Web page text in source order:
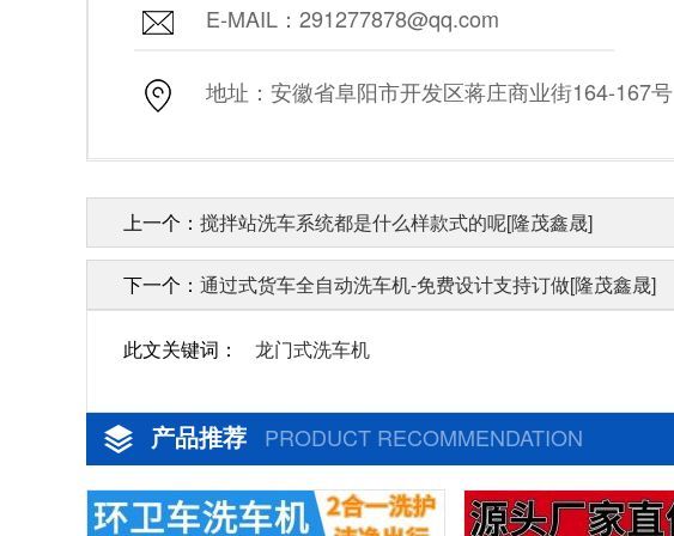
E-MAIL：291277878@qq.com
地址：安徽省阜阳市开发区蒋庄商业街164-167号
上一个： 搅拌站洗车系统都是什么样款式的呢[隆茂鑫晟]
下一个： 通过式货车全自动洗车机-免费设计支持订做[隆茂鑫晟]
此文关键词： 龙门式洗车机
产品推荐 PRODUCT RECOMMENDATION